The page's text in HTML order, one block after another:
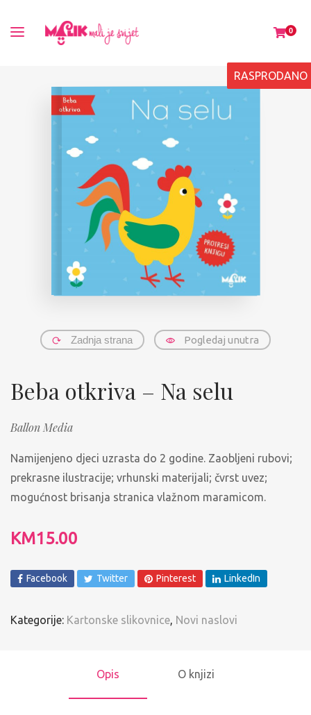
0
Zadnja strana Pogledaj unutra
RASPRODANO
Beba otkriva – Na selu
Ballon Media
Namijenjeno djeci uzrasta do 2 godine. Zaobljeni rubovi;
prekrasne ilustracije; vrhunski materijali; čvrst uvez;
mogućnost brisanja stranica vlažnom maramicom.
KM15.00
Facebook Twitter Pinterest LinkedIn
Kategorije: Kartonske slikovnice, Novi naslovi
Opis O knjizi